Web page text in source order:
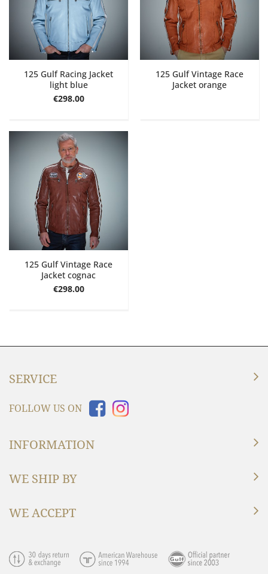
125 Gulf Racing Jacket
light blue
€298.00
125 Gulf Vintage Race
Jacket orange
125 Gulf Vintage Race
Jacket cognac
€298.00
SERVICE
FOLLOW US ON
INFORMATION
WE SHIP BY
WE ACCEPT